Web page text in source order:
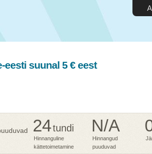
eesti suunal 5 € eest
24tundi
Hinnanguline
kättetoimetamine
N/A
Hinnangud
puuduvad